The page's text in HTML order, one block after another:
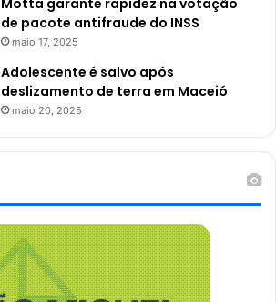
Motta garante rapidez na votação
de pacote antifraude do INSS
maio 17, 2025
Adolescente é salvo após
deslizamento de terra em Maceió
maio 20, 2025